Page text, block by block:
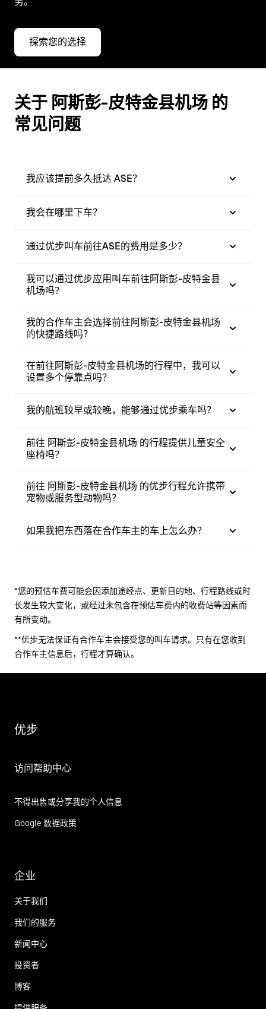
探索您的选择
关于 阿斯彭-皮特金县机场 的
常见问题
我应该提前多久抵达 ASE？
我会在哪里下车？
通过优步叫车前往ASE的费用是多少？
我可以通过优步应用叫车前往阿斯彭-皮特金县
机场吗？
我的合作车主会选择前往阿斯彭-皮特金县机场
的快捷路线吗？
在前往阿斯彭-皮特金县机场的行程中，我可以
设置多个停靠点吗？
我的航班较早或较晚，能够通过优步乘车吗？
前往 阿斯彭-皮特金县机场 的行程提供儿童安全
座椅吗？
前往 阿斯彭-皮特金县机场 的优步行程允许携带
宠物或服务型动物吗？
如果我把东西落在合作车主的车上怎么办？
*您的预估车费可能会因添加途经点、更新目的地、行程路线或时
长发生较大变化，或经过未包含在预估车费内的收费站等因素而
有所变动。
**优步无法保证有合作车主会接受您的叫车请求。只有在您收到
合作车主信息后，行程才算确认。
优步
访问帮助中心
不得出售或分享我的个人信息
Google 数据政策
企业
关于我们
我们的服务
新闻中心
投资者
博客